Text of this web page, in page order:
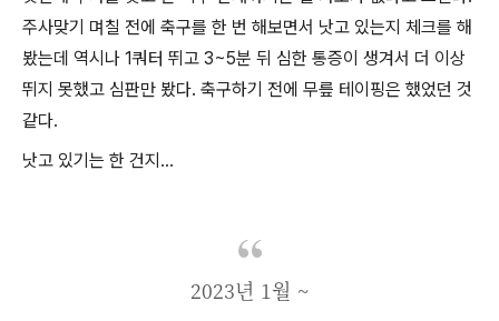
주사맞기 며칠 전에 축구를 한 번 해보면서 낫고 있는지 체크를 해
봤는데 역시나 1쿼터 뛰고 3~5분 뒤 심한 통증이 생겨서 더 이상
뛰지 못했고 심판만 봤다. 축구하기 전에 무릎 테이핑은 했었던 것
같다.
낫고 있기는 한 건지...
2023년 1월 ~